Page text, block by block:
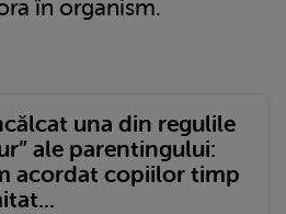
în organism.
una din regulile
ale parentingului:
acordat copiilor timp